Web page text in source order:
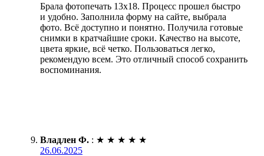
Брала фотопечать 13х18. Процесс прошел быстро
и удобно. Заполнила форму на сайте, выбрала
фото. Всё доступно и понятно. Получила готовые
снимки в кратчайшие сроки. Качество на высоте,
цвета яркие, всё четко. Пользоваться легко,
рекомендую всем. Это отличный способ сохранить
воспоминания.
Владлен Ф. : ★ ★ ★ ★ ★
26.06.2025